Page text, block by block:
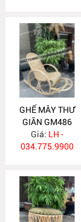
GHẾ MÂY THƯ
GIÃN GM486
Giá: LH -
034.775.9900